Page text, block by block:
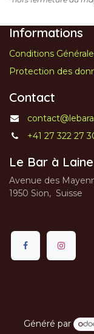
Informations
Conditions
Protection des
Contact
+41 27 322 27
Le Bar à
Avenue des
1950 Sion, Suisse
Généré par